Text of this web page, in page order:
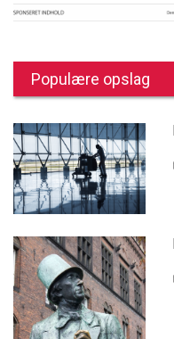
Populære opslag